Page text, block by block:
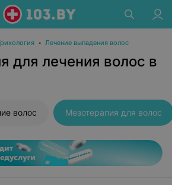
• Лечение выпадения волос
для лечения волос в
волос Мезотерапия для волос